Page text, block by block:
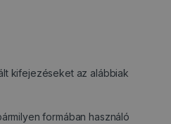
kifejezéseket az alábbiak
formában használó